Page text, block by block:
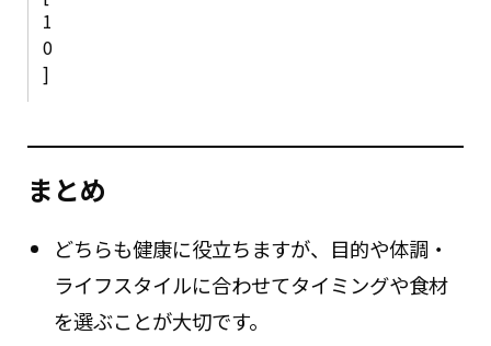
1
0
]
まとめ
どちらも健康に役立ちますが、目的や体調・
ライフスタイルに合わせてタイミングや食材
を選ぶことが大切です。